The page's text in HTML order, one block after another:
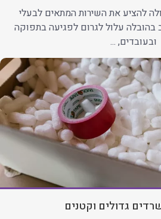
להציע את השירות המתאים לבעלי
עלול לגרום לפגיעה בתפוקה
ובעובדים, ...
גדולים וקטנים